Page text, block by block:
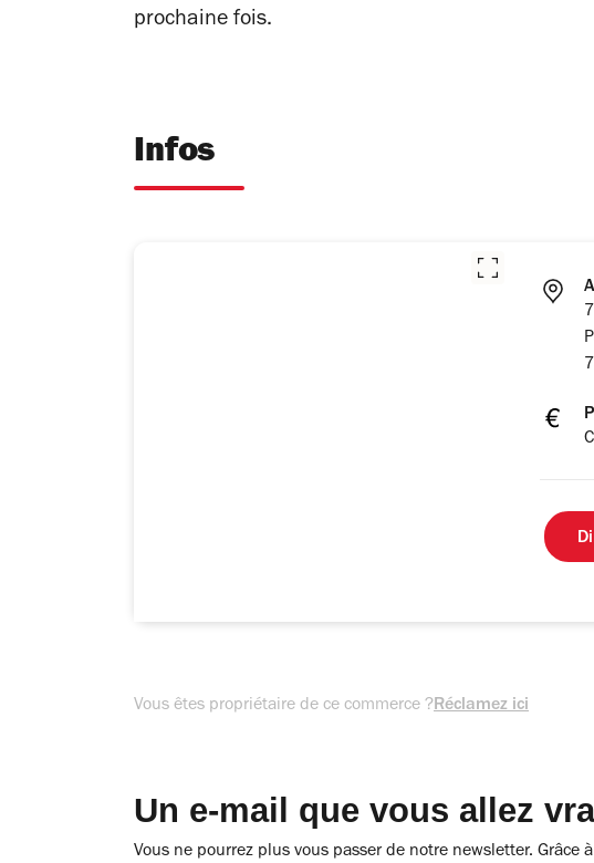
prochaine fois.
Infos
Vous êtes propriétaire de ce commerce ?Réclamez ici
Un e-mail que vous allez
Vous ne pourrez plus vous passer de notre newsletter. Grâce